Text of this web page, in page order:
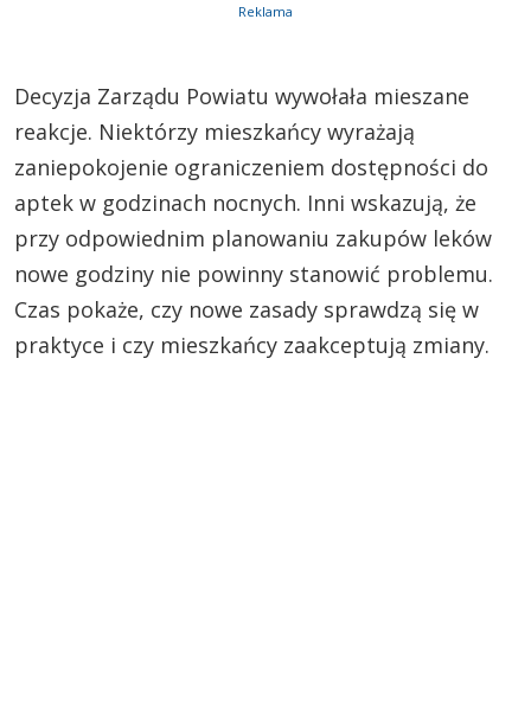
Reklama
Decyzja Zarządu Powiatu wywołała mieszane
reakcje. Niektórzy mieszkańcy wyrażają
zaniepokojenie ograniczeniem dostępności do
aptek w godzinach nocnych. Inni wskazują, że
przy odpowiednim planowaniu zakupów leków
nowe godziny nie powinny stanowić problemu.
Czas pokaże, czy nowe zasady sprawdzą się w
praktyce i czy mieszkańcy zaakceptują zmiany.